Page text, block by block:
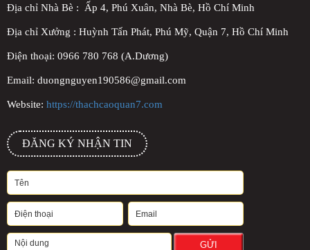
Địa chỉ Nhà Bè : Ấp 4, Phú Xuân, Nhà Bè, Hồ Chí Minh
Địa chỉ Xưởng : Huỳnh Tấn Phát, Phú Mỹ, Quận 7, Hồ Chí Minh
Điện thoại: 0966 780 768 (A.Dương)
Email: duongnguyen190586@gmail.com
Website: https://thachcaoquan7.com
ĐĂNG KÝ NHẬN TIN
GỬI